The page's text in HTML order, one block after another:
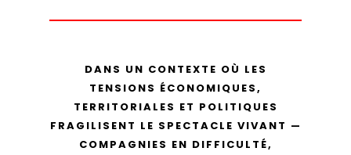
DANS UN CONTEXTE OÙ LES
TENSIONS ÉCONOMIQUES,
TERRITORIALES ET POLITIQUES
FRAGILISENT LE SPECTACLE VIVANT —
COMPAGNIES EN DIFFICULTÉ,